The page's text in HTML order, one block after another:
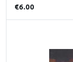
€6.00